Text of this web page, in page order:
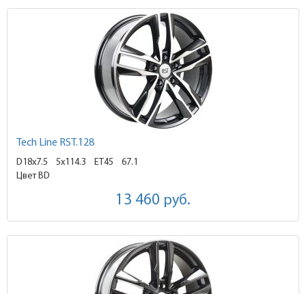
Tech Line RST.128
D18x7.5 5x114.3 ET45
67.1
Цвет BD
13 460 руб.